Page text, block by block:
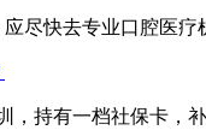
尽快去专业口腔医
，持有一档社保卡